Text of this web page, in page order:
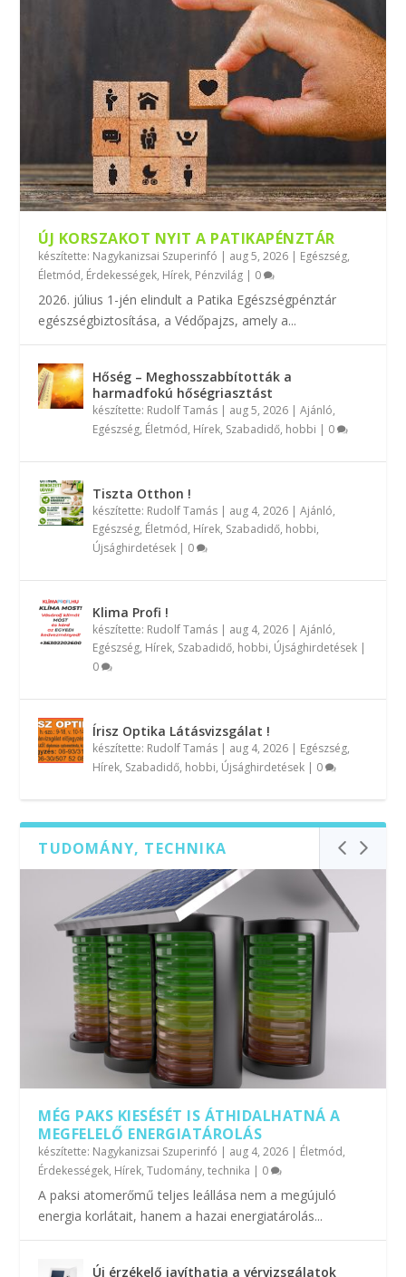
ÚJ KORSZAKOT NYIT A PATIKAPÉNZTÁR
készítette: Nagykanizsai Szuperinfó | aug 5, 2026 | Egészség,
Életmód, Érdekességek, Hírek, Pénzvilág | 0
2026. július 1-jén elindult a Patika Egészségpénztár
egészségbiztosítása, a Védőpajzs, amely a...
Hőség – Meghosszabbították a
harmadfokú hőségriasztást
készítette: Rudolf Tamás | aug 5, 2026 |Ajánló,
Egészség, Életmód, Hírek, Szabadidő, hobbi | 0
Tiszta Otthon !
készítette: Rudolf Tamás | aug 4, 2026 |Ajánló,
Egészség, Életmód, Hírek, Szabadidő, hobbi,
Újsághirdetések | 0
Klima Profi !
készítette: Rudolf Tamás | aug 4, 2026 |Ajánló,
Egészség, Hírek, Szabadidő, hobbi, Újsághirdetések |
0
Írisz Optika Látásvizsgálat !
készítette: Rudolf Tamás | aug 4, 2026 | Egészség,
Hírek, Szabadidő, hobbi, Újsághirdetések | 0
TUDOMÁNY, TECHNIKA
MÉG PAKS KIESÉSÉT IS ÁTHIDALHATNÁ A
MEGFELELŐ ENERGIATÁROLÁS
készítette: Nagykanizsai Szuperinfó | aug 4, 2026 | Életmód,
Érdekességek, Hírek,Tudomány, technika | 0
A paksi atomerőmű teljes leállása nem a megújuló
energia korlátait, hanem a hazai energiatárolás...
Új érzékelő javíthatja a vérvizsgálatok